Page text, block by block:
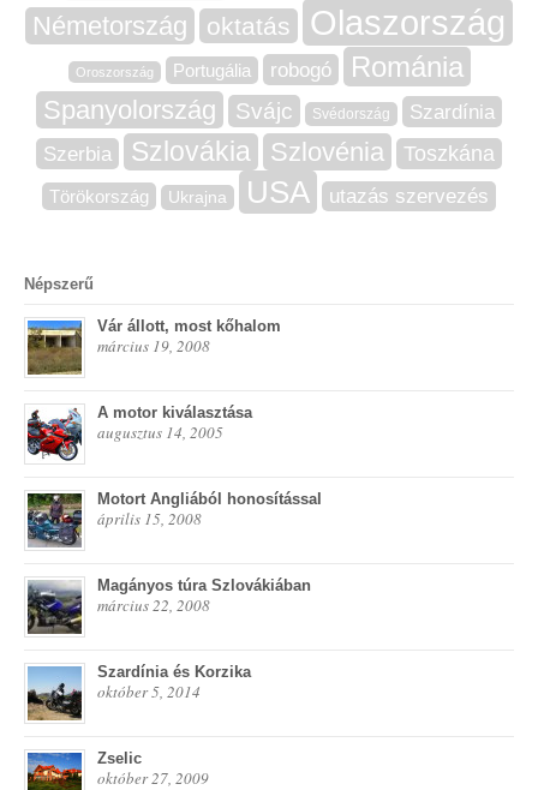
Németország oktatás Olaszország
Oroszország Portugália robogó Románia
Spanyolország Svájc Svédország
Szardínia
Szerbia
Szlovákia Szlovénia Toszkána
Törökország Ukrajna USA utazás szervezés
Népszerű
Vár állott, most kőhalom
március 19, 2008
A motor kiválasztása
augusztus 14, 2005
Motort Angliából honosítással
április 15, 2008
Magányos túra Szlovákiában
március 22, 2008
Szardínia és Korzika
október 5, 2014
Zselic
október 27, 2009